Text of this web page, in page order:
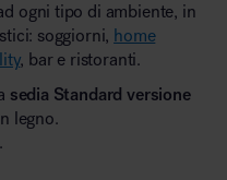
ogni tipo di ambiente, in
soggiorni, home
, bar e ristoranti.
sedia Standard versione
legno.